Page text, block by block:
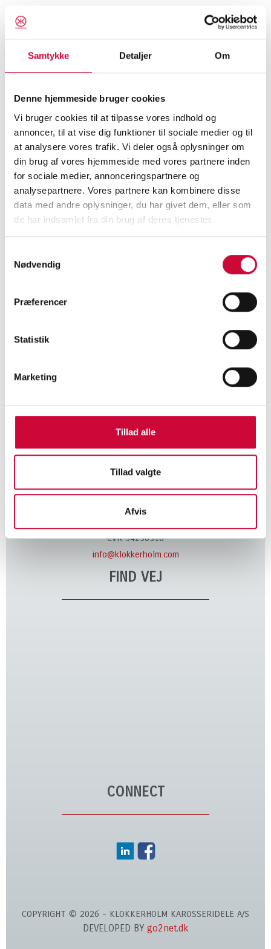
Samtykke Detaljer Om
Denne hjemmeside bruger cookies
Vi bruger cookies til at tilpasse vores indhold og
annoncer, til at vise dig funktioner til sociale medier og til
at analysere vores trafik. Vi deler også oplysninger om
din brug af vores hjemmeside med vores partnere inden
for sociale medier, annonceringspartnere og
analysepartnere. Vores partnere kan kombinere disse
data med andre oplysninger, du har givet dem, eller som
de har indsamlet fra din brug af deres tjenester.
Nødvendig
Præferencer
Statistik
Marketing
Tillad alle
Tillad valgte
Afvis
Kenn har en bakgrund som karosstekniker och
har tidigare arbetat som verkstadschef på
Selmer och som eftermarknadsrådgivare på
Kenn kommer att göra ett betydande bidrag till
vårt team.
Välkommen, Kenn!
< Tillbaka
KONTAKTA OSS I
för att få veta mer om våra
KONTAKT
Klokkerholm Karosseridele A/S
Kløvervej 6
DK-9320 Hjallerup
CVR 34250316
info@klokkerholm.com
FIND VEJ
CONNECT
COPYRIGHT © 2026 - KLOKKERHOLM KAROSSERIDELE A/S
DEVELOPED BY go2net.dk